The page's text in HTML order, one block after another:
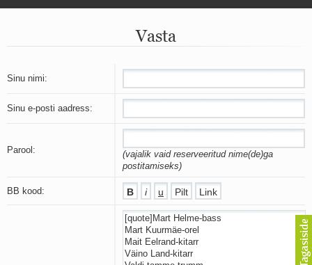
Ahtumine
Mu isamaa on minu arm
Ih-ih-hii ja ah-ah-haa
Päikeselapsed
Laul võimalusest
Nii vaikseks kõik on jäänud
Mis saab sellest loomusevalust
Avanemine
Põhi, lõuna, ida, lääs
Elupõline kaja
Vasta
Sinu nimi:
Sinu e-posti aadress:
Parool:
(vajalik vaid reserveeritud nime(de)ga
postitamiseks)
BB kood: